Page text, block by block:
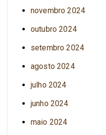
novembro 2024
outubro 2024
setembro 2024
agosto 2024
julho 2024
junho 2024
maio 2024